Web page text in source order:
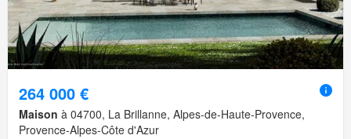
264 000 €
Maison à 04700, La Brillanne, Alpes-de-Haute-Provence,
Provence-Alpes-Côte d'Azur